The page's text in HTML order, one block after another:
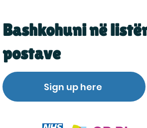
Bashkohuni në
postave
Sign up here